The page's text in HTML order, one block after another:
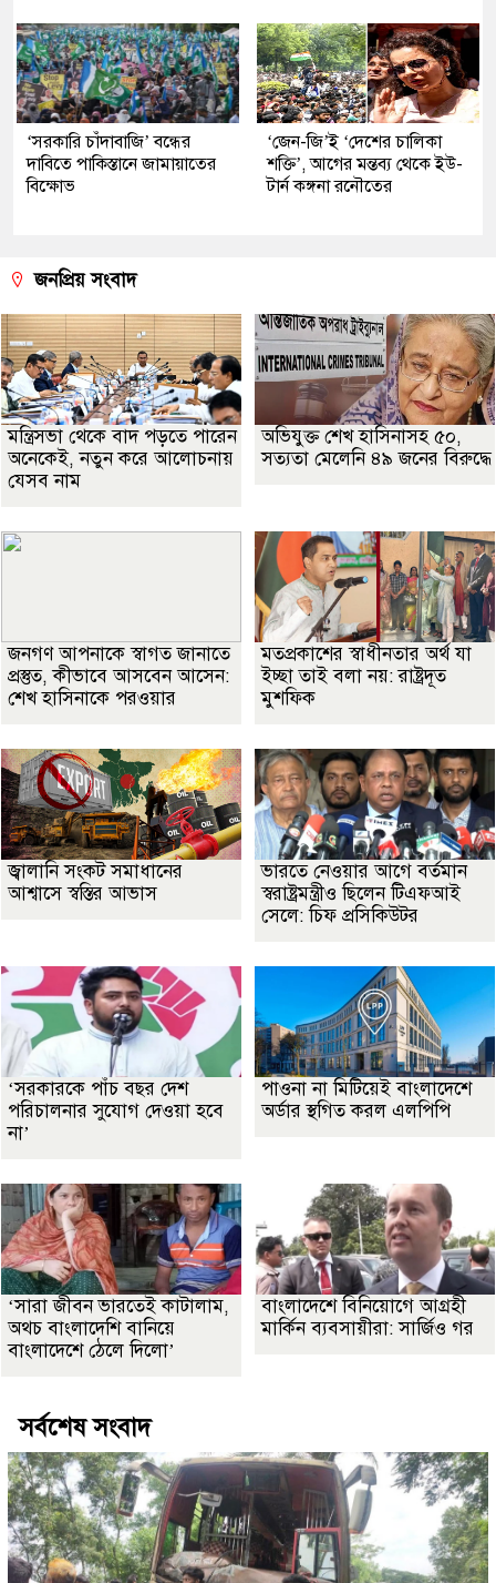
‘সরকারি চাঁদাবাজি’ বন্ধের
দাবিতে পাকিস্তানে জামায়াতের
বিক্ষোভ
‘জেন-জি’ই ‘দেশের চালিকা
শক্তি’, আগের মন্তব্য থেকে ইউ-
টার্ন কঙ্গনা রনৌতের
জনপ্রিয় সংবাদ
মন্ত্রিসভা থেকে বাদ পড়তে পারেন
অনেকেই, নতুন করে আলোচনায়
যেসব নাম
অভিযুক্ত শেখ হাসিনাসহ ৫০,
সত্যতা মেলেনি ৪৯ জনের বিরুদ্ধে
জনগণ আপনাকে স্বাগত জানাতে
প্রস্তুত, কীভাবে আসবেন আসেন:
শেখ হাসিনাকে পরওয়ার
মতপ্রকাশের স্বাধীনতার অর্থ যা
ইচ্ছা তাই বলা নয়: রাষ্ট্রদূত
মুশফিক
জ্বালানি সংকট সমাধানের
আশ্বাসে স্বস্তির আভাস
ভারতে নেওয়ার আগে বর্তমান
স্বরাষ্ট্রমন্ত্রীও ছিলেন টিএফআই
সেলে: চিফ প্রসিকিউটর
‘সরকারকে পাঁচ বছর দেশ
পরিচালনার সুযোগ দেওয়া হবে
না’
পাওনা না মিটিয়েই বাংলাদেশে
অর্ডার স্থগিত করল এলপিপি
‘সারা জীবন ভারতেই কাটালাম,
অথচ বাংলাদেশি বানিয়ে
বাংলাদেশে ঠেলে দিলো’
বাংলাদেশে বিনিয়োগে আগ্রহী
মার্কিন ব্যবসায়ীরা: সার্জিও গর
সর্বশেষ সংবাদ